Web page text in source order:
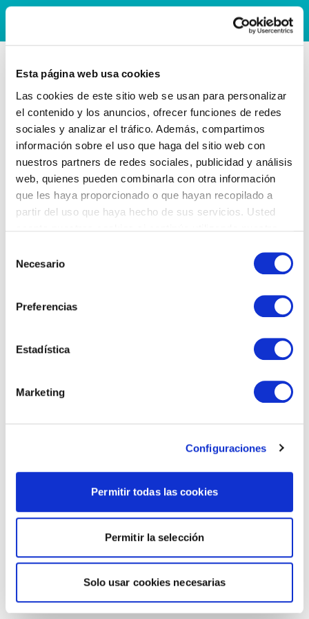
Esta página web usa cookies
Las cookies de este sitio web se usan para personalizar
el contenido y los anuncios, ofrecer funciones de redes
sociales y analizar el tráfico. Además, compartimos
información sobre el uso que haga del sitio web con
nuestros partners de redes sociales, publicidad y análisis
web, quienes pueden combinarla con otra información
que les haya proporcionado o que hayan recopilado a
partir del uso que haya hecho de sus servicios. Usted
Necesario
Preferencias
Estadística
Marketing
Configuraciones
Permitir todas las cookies
Permitir la selección
Solo usar cookies necesarias